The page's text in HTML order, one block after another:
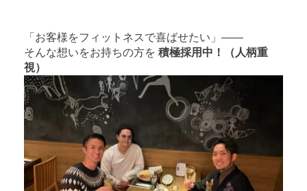
「お客様をフィットネスで喜ばせたい」――
そんな想いをお持ちの方を 積極採用中！（人柄重
視）